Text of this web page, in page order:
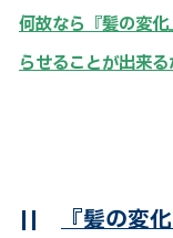
何故なら『髪の変
らせることが出来
|| 『髪の変